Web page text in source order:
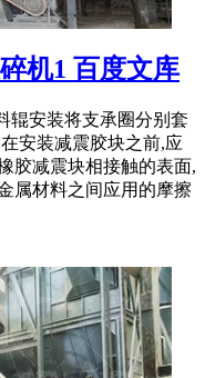
机1 百度文库
辊安装将支承圈分别套
安装减震胶块之前,应
胶减震块相接触的表面,
属材料之间应用的摩擦